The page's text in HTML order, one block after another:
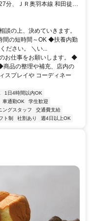
分、ＪＲ奥羽本線 和田徒歩
約84分
談の上、決めていきます。
間の短時間～OK ◆扶養内勤
ださい。 ＼い...
お仕事をお願いします。 ◆
品の整理や補充、店内の
スプレイや コーディネー
1日4時間以内OK
車通勤OK
学生歓迎
ングスタッフ
交通費支給
ト制 社割あり 週4日以上OK